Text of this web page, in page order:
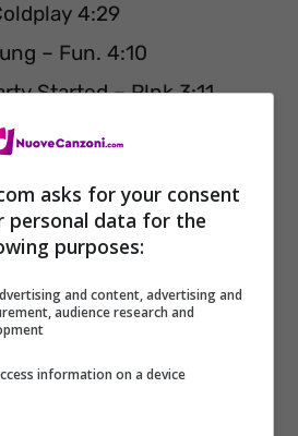
4:29
– Fun. 4:10
Started – P!nk 3:11
Robbie Williams 4:16
– One Direction 3:17
– Avril Lavigne 4:05
– Gossip 4:03
and the Cherry Tree
asks for your consent
personal data for the
purposes:
and content, advertising and
audience research and
information on a device